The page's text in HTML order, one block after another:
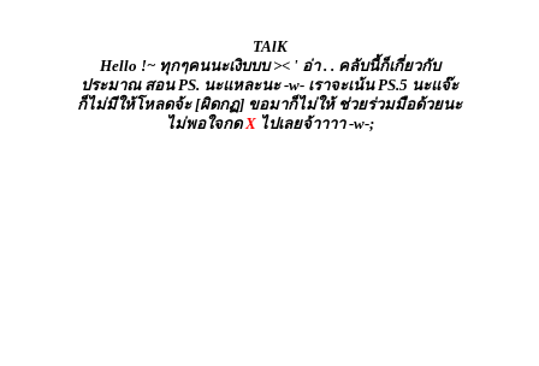
TAlK
Hello !~ ทุกๆคนนะเงิบบบ >< ' อ่า . . คลับนี้ก็เกี่ยวกับ
ประมาณ สอน PS. นะแหละนะ -w- เราจะเน้น PS.5 นะแจ๊ะ
ก็ไม่มีให้โหลดจ้ะ [ผิดกฏ] ขอมาก็ไม่ให้ ช่วยร่วมมือด้วยนะ
ไม่พอใจกดXไปเลยจ้าาาา -w-;